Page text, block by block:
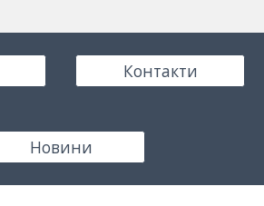
Контакти
Новини